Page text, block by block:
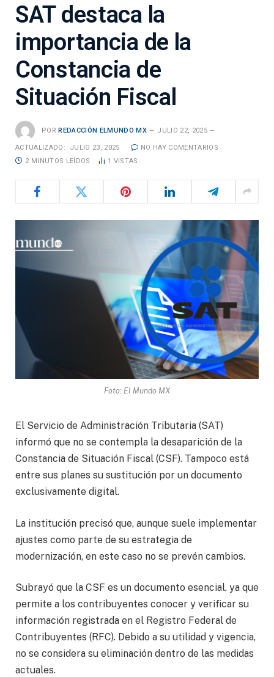
SAT destaca la
importancia de la
Constancia de
Situación Fiscal
POR REDACCIÓN ELMUNDO MX JULIO 22, 2025
ACTUALIZADO: JULIO 23, 2025
NO HAY COMENTARIOS
2 MINUTOS LEÍDOS
1 VISTAS
Foto: El Mundo MX
El Servicio de Administración Tributaria (SAT)
informó que no se contempla la desaparición de la
Constancia de Situación Fiscal (CSF). Tampoco está
entre sus planes su sustitución por un documento
exclusivamente digital.
La institución precisó que, aunque suele implementar
ajustes como parte de su estrategia de
modernización, en este caso no se prevén cambios.
Subrayó que la CSF es un documento esencial, ya que
permite a los contribuyentes conocer y verificar su
información registrada en el Registro Federal de
Contribuyentes (RFC). Debido a su utilidad y vigencia,
no se considera su eliminación dentro de las medidas
actuales.